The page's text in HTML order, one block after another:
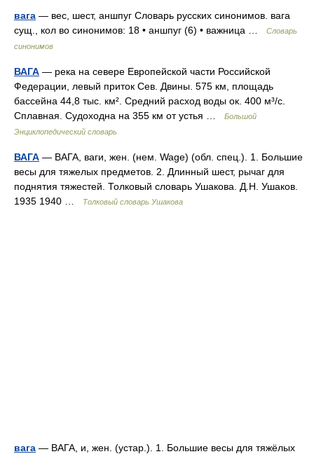
вага — вес, шест, аншпуг Словарь русских синонимов. вага
сущ., кол во синонимов: 18 • аншпуг (6) • важница …
Словарь
синонимов
ВАГА — река на севере Европейской части Российской
Федерации, левый приток Сев. Двины. 575 км, площадь
бассейна 44,8 тыс. км². Средний расход воды ок. 400 м³/с.
Сплавная. Судоходна на 355 км от устья …
Большой
Энциклопедический словарь
ВАГА — ВАГА, ваги, жен. (нем. Wage) (обл. спец.). 1. Большие
весы для тяжелых предметов. 2. Длинный шест, рычаг для
поднятия тяжестей. Толковый словарь Ушакова. Д.Н. Ушаков.
1935 1940 …
Толковый словарь Ушакова
вага — ВАГА, и, жен. (устар.). 1. Большие весы для тяжёлых